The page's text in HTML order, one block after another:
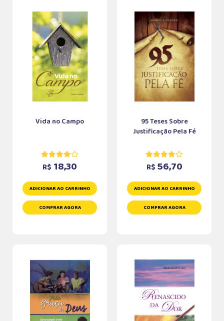
Vida no Campo
R$ 18,30
ADICIONAR AO CARRINHO
COMPRAR AGORA
95 Teses Sobre
Justificação Pela Fé
R$ 56,70
ADICIONAR AO CARRINHO
COMPRAR AGORA